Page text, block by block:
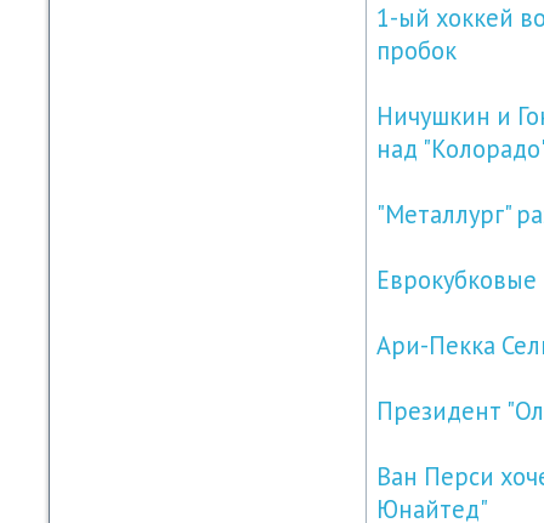
1-ый хоккей
пробок
Ничушкин и
над
"Металлург"
Ари-Пекка
Президент
Ван Перси
Юнайтед"